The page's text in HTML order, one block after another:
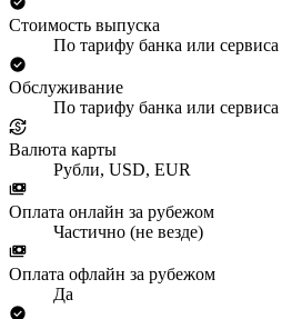
Стоимость выпуска
По тарифу банка или сервиса
Обслуживание
По тарифу банка или сервиса
Валюта карты
Рубли, USD, EUR
Оплата онлайн за рубежом
Частично (не везде)
Оплата офлайн за рубежом
Да